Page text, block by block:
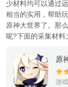
少材料均可以通过
相当的实用，帮助
原神大世界了。那
呢?下面的采集材料
原
游